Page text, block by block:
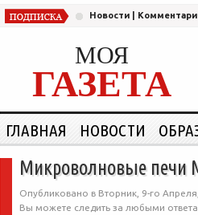
Новости
МОЯ
ГАЗЕТА
ГЛАВНАЯ НОВОСТИ
Микроволновые печи
Опубликовано в Вторник, 9-го Апреля,
Вы можете следить за любыми